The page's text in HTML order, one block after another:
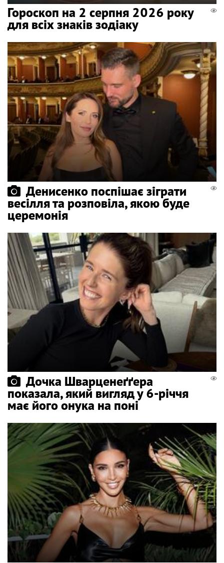
Гороскоп на 2 серпня 2026 року
для всіх знаків зодіаку
Денисенко поспішає зіграти
весілля та розповіла, якою буде
церемонія
Дочка Шварценеґґера
показала, який вигляд у 6-річчя
має його онука на поні